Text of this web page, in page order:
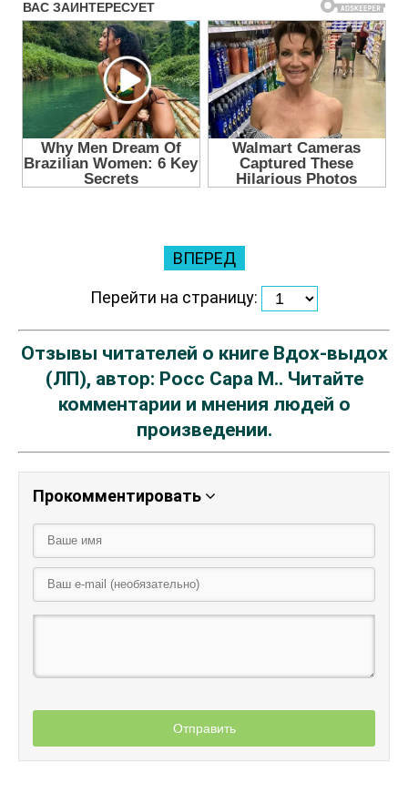
ВПЕРЕД
Перейти на страницу:
Отзывы читателей о книге Вдох-выдох
(ЛП), автор: Росс Сара М.. Читайте
комментарии и мнения людей о
произведении.
Прокомментировать
Отправить